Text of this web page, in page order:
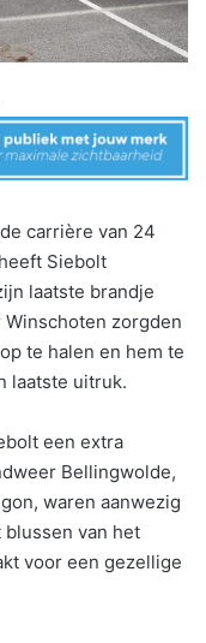
carrière van 24
Siebolt
laatste brandje
Winschoten zorgden
te halen en hem te
laatste uitruk.
een extra
Bellingwolde,
waren aanwezig
van het
voor een gezellige